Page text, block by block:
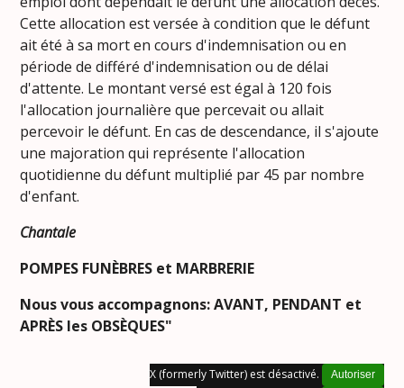
Cette allocation est versée à condition que le défunt
ait été à sa mort en cours d'indemnisation ou en
période de différé d'indemnisation ou de délai
d'attente. Le montant versé est égal à 120 fois
l'allocation journalière que percevait ou allait
percevoir le défunt. En cas de descendance, il s'ajoute
une majoration qui représente l'allocation
quotidienne du défunt multiplié par 45 par nombre
d'enfant.
Chantale
POMPES FUNÈBRES et MARBRERIE
Nous vous accompagnons: AVANT, PENDANT et
APRÈS les OBSÈQUES"
X (formerly Twitter) est désactivé. Autoriser